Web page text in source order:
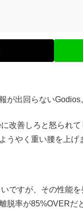
が出回らないGodios
改善しろと怒られ
うやく重い腰を上げ
ですが、その性能
脱率が85%OVERだ